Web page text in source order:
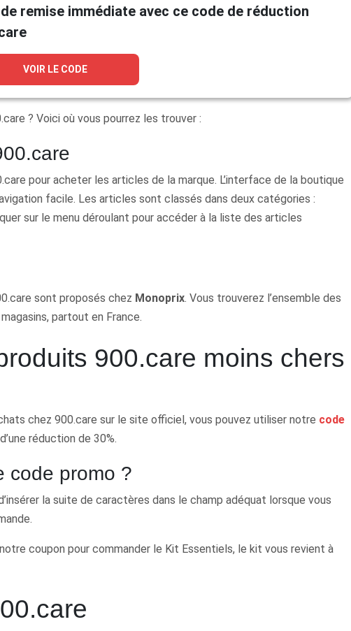
de remise immédiate avec ce code de réduction
VOIR LE CODE
? Voici où vous pourrez les trouver :
pour acheter les articles de la marque. L’interface de la boutique
facile. Les articles sont classés dans deux catégories :
sur le menu déroulant pour accéder à la liste des articles
sont proposés chez Monoprix. Vous trouverez l’ensemble des
partout en France.
900.care moins chers
chez 900.care sur le site officiel, vous pouvez utiliser notre code
réduction de 30%.
code promo ?
la suite de caractères dans le champ adéquat lorsque vous
coupon pour commander le Kit Essentiels, le kit vous revient à